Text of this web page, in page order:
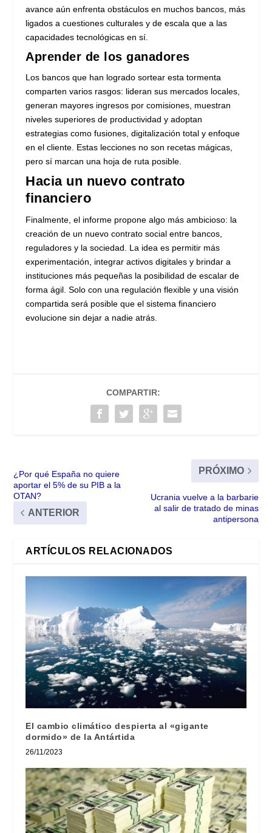
avance aún enfrenta obstáculos en muchos bancos, más
ligados a cuestiones culturales y de escala que a las
capacidades tecnológicas en sí.
Aprender de los ganadores
Los bancos que han logrado sortear esta tormenta
comparten varios rasgos: lideran sus mercados locales,
generan mayores ingresos por comisiones, muestran
niveles superiores de productividad y adoptan
estrategias como fusiones, digitalización total y enfoque
en el cliente. Estas lecciones no son recetas mágicas,
pero sí marcan una hoja de ruta posible.
Hacia un nuevo contrato
financiero
Finalmente, el informe propone algo más ambicioso: la
creación de un nuevo contrato social entre bancos,
reguladores y la sociedad. La idea es permitir más
experimentación, integrar activos digitales y brindar a
instituciones más pequeñas la posibilidad de escalar de
forma ágil. Solo con una regulación flexible y una visión
compartida será posible que el sistema financiero
evolucione sin dejar a nadie atrás.
COMPARTIR:
¿Por qué España no quiere
aportar el 5% de su PIB a la
OTAN?
ANTERIOR
PRÓXIMO
Ucrania vuelve a la barbarie
al salir de tratado de minas
antipersona
ARTÍCULOS RELACIONADOS
El cambio climático despierta al «gigante
dormido» de la Antártida
26/11/2023